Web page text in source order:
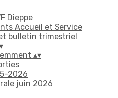
Dieppe
Accueil et Service
bulletin trimestriel
▾
▴▾
2026
juin 2026